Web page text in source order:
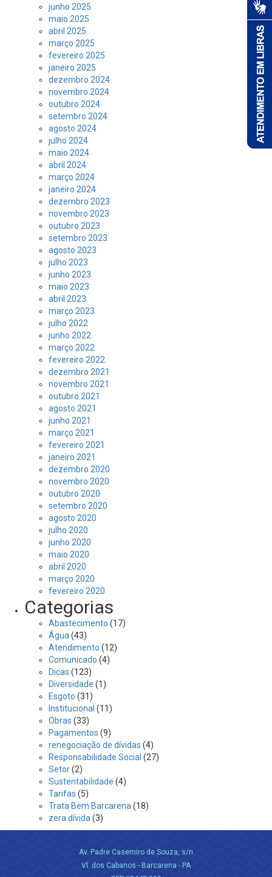
junho 2025
maio 2025
abril 2025
março 2025
fevereiro 2025
janeiro 2025
dezembro 2024
novembro 2024
outubro 2024
setembro 2024
agosto 2024
julho 2024
maio 2024
abril 2024
março 2024
janeiro 2024
dezembro 2023
novembro 2023
outubro 2023
setembro 2023
agosto 2023
julho 2023
junho 2023
maio 2023
abril 2023
março 2023
julho 2022
junho 2022
março 2022
fevereiro 2022
dezembro 2021
novembro 2021
outubro 2021
agosto 2021
junho 2021
março 2021
fevereiro 2021
janeiro 2021
dezembro 2020
novembro 2020
outubro 2020
setembro 2020
agosto 2020
julho 2020
junho 2020
maio 2020
abril 2020
março 2020
fevereiro 2020
Categorias
Abastecimento (17)
Água (43)
Atendimento (12)
Comunicado (4)
Dicas (123)
Diversidade (1)
Esgoto (31)
Institucional (11)
Obras (33)
Pagamentos (9)
renegociação de dívidas (4)
Responsabilidade Social (27)
Setor(2)
Sustentabilidade (4)
Tarifas (5)
Trata Bem Barcarena (18)
zera dívida (3)
Av. Padre Casemiro de Souza, s/n
Vl. dos Cabanos - Barcarena - PA